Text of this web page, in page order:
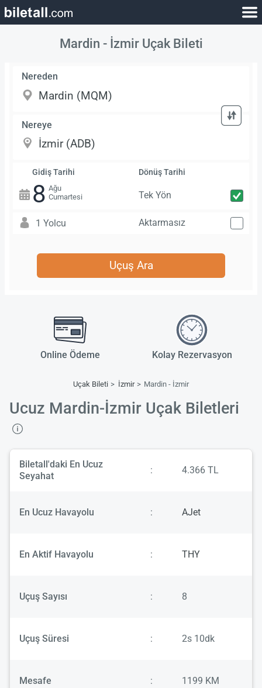
Mardin - İzmir Uçak Bileti
Nereden
Nereye
Gidiş Tarihi
8 Ağu
Cumartesi
Dönüş Tarihi
Tek Yön
1 Yolcu Aktarmasız
Uçuş Ara
Online Ödeme Kolay Rezervasyon
Uçak Bileti İzmir Mardin - İzmir
Ucuz Mardin-İzmir Uçak Biletleri
Biletall'daki En Ucuz
Seyahat
: 4.366 TL
En Ucuz Havayolu : AJet
En Aktif Havayolu : THY
Uçuş Sayısı : 8
Uçuş Süresi : 2s 10dk
Mesafe : 1199 KM